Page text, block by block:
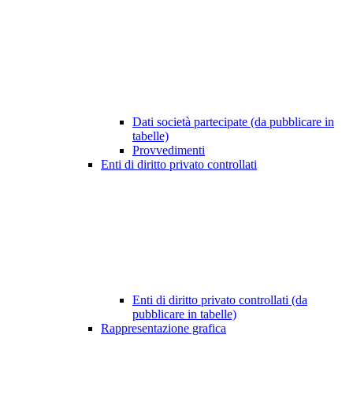
Dati società partecipate (da pubblicare in
tabelle)
Provvedimenti
Enti di diritto privato controllati
Enti di diritto privato controllati (da
pubblicare in tabelle)
Rappresentazione grafica